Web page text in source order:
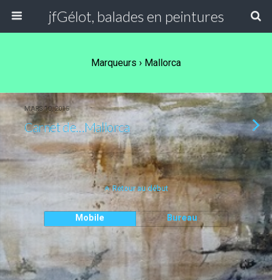
jfGélot, balades en peintures
Marqueurs › Mallorca
MARS 10, 2015
Carnet de…Mallorca
Retour au début
Mobile Bureau